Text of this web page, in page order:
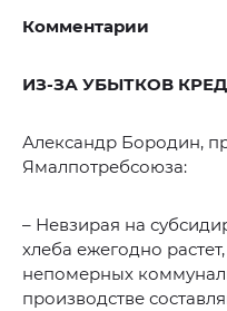
Комментарии
ИЗ-ЗА УБЫТКОВ
Александр Бородин,
Ямалпотребсоюза:
– Невзирая на
хлеба ежегодно
непомерных
производстве